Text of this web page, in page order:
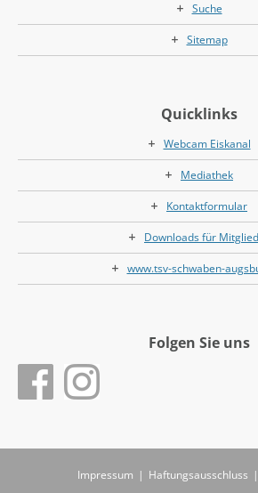
Suche
Sitemap
Quicklinks
Webcam Eiskanal
Mediathek
Kontaktformular
Downloads für
www.tsv-schwaben-
Folgen Sie uns
Impressum | Haftungsausschluss |